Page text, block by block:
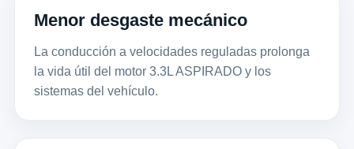
Menor desgaste mecánico
La conducción a velocidades reguladas prolonga
la vida útil del motor 3.3L ASPIRADO y los
sistemas del vehículo.